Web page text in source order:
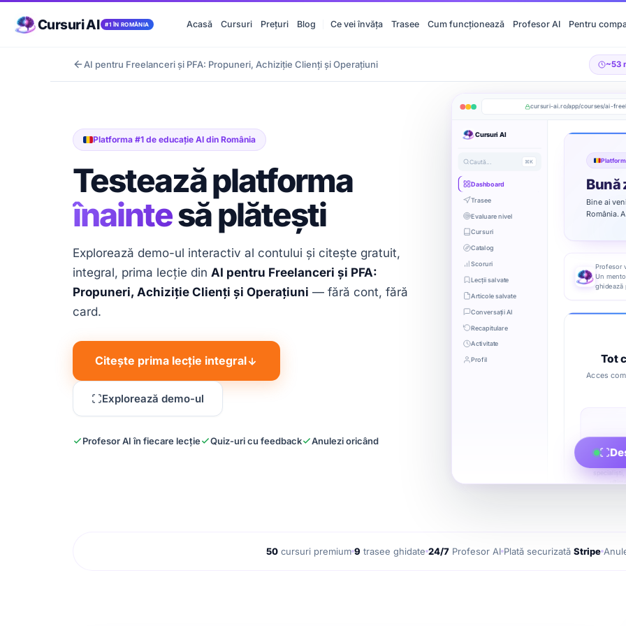
Cursuri AI #1 ÎN ROMÂNIA Acasă Cursuri Prețuri Blog Ce vei învăța Trasee Cum funcționează Profesor AI Pentru
AI pentru Freelanceri și PFA: Propuneri, Achiziție Clienți și Operațiuni
Platforma #1 de educație AI din România
Testează platforma
înaintesă plătești
Explorează demo-ul interactiv al contului și citește gratuit,
integral, prima lecție din AI pentru Freelanceri și PFA:
Propuneri, Achiziție Clienți și Operațiuni — fără cont, fără
card.
Citește prima lecție integral
Explorează demo-ul
Profesor AI în fiecare lecție Quiz-uri cu feedback Anulezi oricând
cursuri-ai.ro/app/courses/ai-
Cursuri AI
Caută... ⌘K
Dashboard
Trasee
Evaluare nivel
Cursuri
Catalog
Scoruri
Lecții salvate
Articole salvate
Conversații AI
Recapitulare
Activitate
Profil
Bună
Bine ai
România.
Profesor
Un
ghidează
Tot
Acces
50
50 cursuri premium 9 trasee ghidate 24/7 Profesor AI Plată securizată Stripe